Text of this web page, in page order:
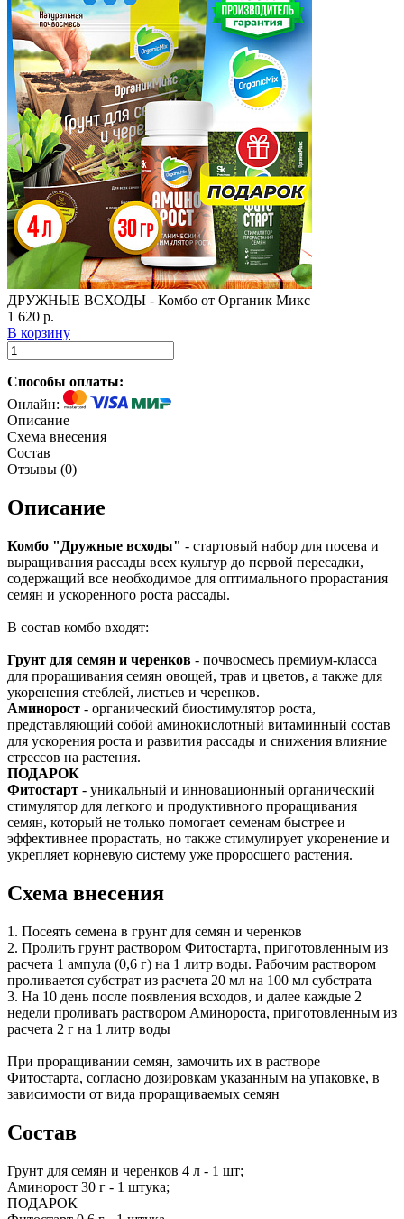
ДРУЖНЫЕ ВСХОДЫ - Комбо от Органик Микс
1 620 р.
В корзину
Способы оплаты:
Онлайн:
Описание
Схема внесения
Состав
Отзывы (0)
Описание
Комбо "Дружные всходы" - стартовый набор для посева и
выращивания рассады всех культур до первой пересадки,
содержащий все необходимое для оптимального прорастания
семян и ускоренного роста рассады.
В состав комбо входят:
Грунт для семян и черенков - почвосмесь премиум-класса
для проращивания семян овощей, трав и цветов, а также для
укоренения стеблей, листьев и черенков.
Аминорост - органический биостимулятор роста,
представляющий собой аминокислотный витаминный состав
для ускорения роста и развития рассады и снижения влияние
стрессов на растения.
ПОДАРОК
Фитостарт - уникальный и инновационный органический
стимулятор для легкого и продуктивного проращивания
семян, который не только помогает семенам быстрее и
эффективнее прорастать, но также стимулирует укоренение и
укрепляет корневую систему уже проросшего растения.
Схема внесения
1. Посеять семена в грунт для семян и черенков
2. Пролить грунт раствором Фитостарта, приготовленным из
расчета 1 ампула (0,6 г) на 1 литр воды. Рабочим раствором
проливается субстрат из расчета 20 мл на 100 мл субстрата
3. На 10 день после появления всходов, и далее каждые 2
недели проливать раствором Аминороста, приготовленным из
расчета 2 г на 1 литр воды
При проращивании семян, замочить их в растворе
Фитостарта, согласно дозировкам указанным на упаковке, в
зависимости от вида проращиваемых семян
Состав
Грунт для семян и черенков 4 л - 1 шт;
Аминорост 30 г - 1 штука;
ПОДАРОК